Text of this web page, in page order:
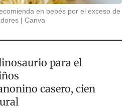
en bebés por el exceso de
Canva
para el
casero, cien